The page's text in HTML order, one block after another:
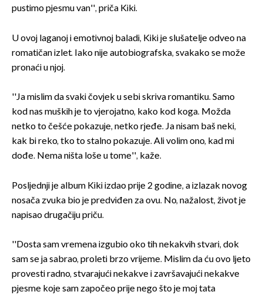
pustimo pjesmu van'', priča Kiki.
U ovoj laganoj i emotivnoj baladi, Kiki je slušatelje odveo na
romatičan izlet. Iako nije autobiografska, svakako se može
pronaći u njoj.
''Ja mislim da svaki čovjek u sebi skriva romantiku. Samo
kod nas muških je to vjerojatno, kako kod koga. Možda
netko to češće pokazuje, netko rjeđe. Ja nisam baš neki,
kak bi reko, tko to stalno pokazuje. Ali volim ono, kad mi
dođe. Nema ništa loše u tome'', kaže.
Posljednji je album Kiki izdao prije 2 godine, a izlazak novog
nosača zvuka bio je predviđen za ovu. No, nažalost, život je
napisao drugačiju priču.
''Dosta sam vremena izgubio oko tih nekakvih stvari, dok
sam se ja sabrao, proleti brzo vrijeme. Mislim da ću ovo ljeto
provesti radno, stvarajući nekakve i završavajući nekakve
pjesme koje sam započeo prije nego što je moj tata